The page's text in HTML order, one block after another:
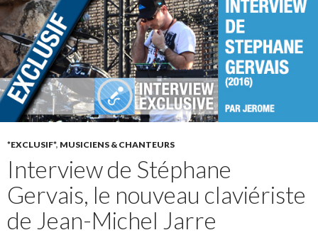
*EXCLUSIF*, MUSICIENS & CHANTEURS
Interview de Stéphane
Gervais, le nouveau claviériste
de Jean-Michel Jarre